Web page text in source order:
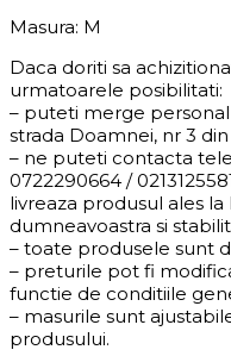
Masura: M
Daca doriti sa
urmatoarele posibilitati:
– puteti merge
strada Doamnei, nr 3
– ne puteti contacta
0722290664 /
livreaza produsul ales
dumneavoastra si
– toate produsele sunt
– preturile pot fi
functie de conditiile
– masurile sunt
produsului.